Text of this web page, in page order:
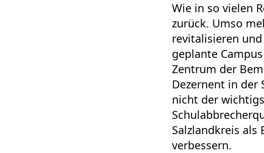
Wie in so vielen
zurück. Umso
revitalisieren
geplante
Zentrum der
Dezernent in der
nicht der
Salzlandkreis
verbessern.